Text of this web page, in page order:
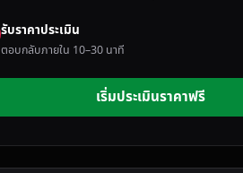
รับราคาประเมิน
ตอบกลับภายใน 10–30 นาที
เริ่มประเมินราคาฟรี